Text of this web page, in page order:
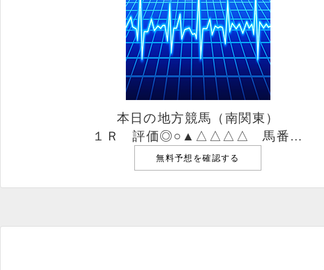
本日の地方競馬（南関東）
１Ｒ 評価◎○▲△△△△ 馬番…
無料予想を確認する